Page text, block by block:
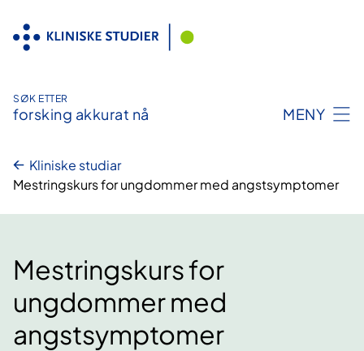
innhald
SØK ETTER
forsking akkurat nå MENY
Kliniske studiar
Mestringskurs for ungdommer med angstsymptomer
Mestringskurs for
ungdommer med
angstsymptomer